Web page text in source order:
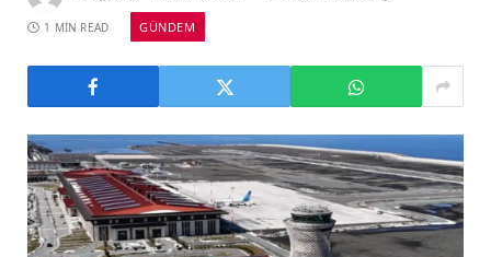
1 MIN READ GÜNDEM